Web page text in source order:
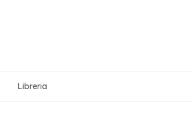
Libreria